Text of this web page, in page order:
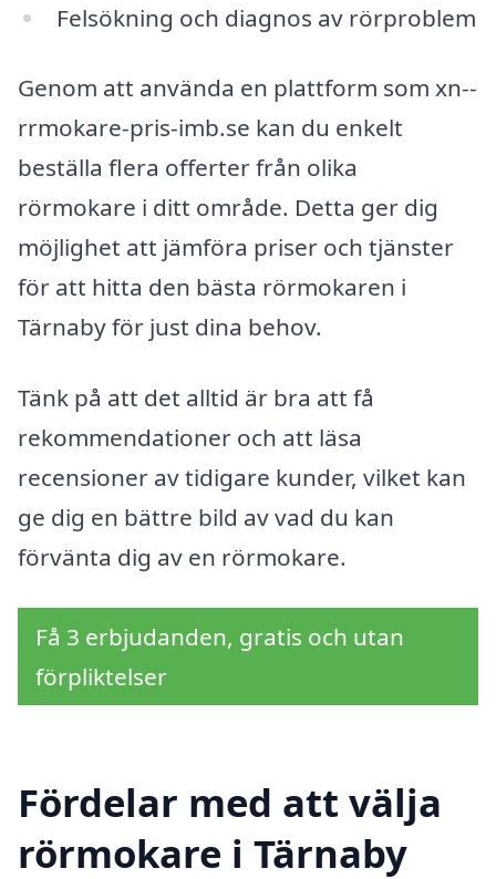
Felsökning och diagnos av rörproblem
Genom att använda en plattform som xn--
rrmokare-pris-imb.se kan du enkelt
beställa flera offerter från olika
rörmokare i ditt område. Detta ger dig
möjlighet att jämföra priser och tjänster
för att hitta den bästa rörmokaren i
Tärnaby för just dina behov.
Tänk på att det alltid är bra att få
rekommendationer och att läsa
recensioner av tidigare kunder, vilket kan
ge dig en bättre bild av vad du kan
förvänta dig av en rörmokare.
Få 3 erbjudanden, gratis och utan
förpliktelser
Fördelar med att välja
rörmokare i Tärnaby